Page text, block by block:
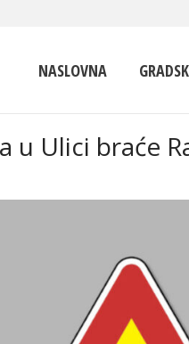
NASLOVNA
u Ulici braće